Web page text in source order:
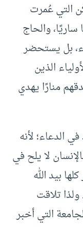
التي عُمرت
والحاج
بل يستحضر
الذين
منارًا يهدي
الدعاء؛ لأنه
لا يلح في
بيد الله
تلاقت
التي أخبر